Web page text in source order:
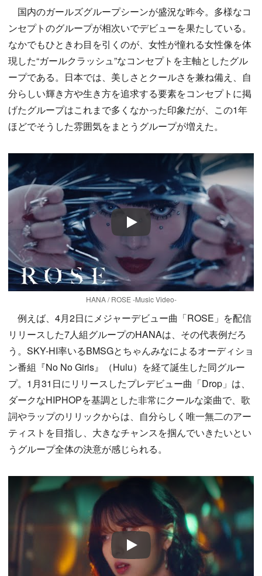
国内のガールズグループシーンが盛況な昨今。多様なコ
ンセプトのグループが相次いでデビューを果たしている。
なかでもひときわ目を引くのが、女性が憧れる女性像を体
現した“ガールクラッシュ”なコンセプトを主軸としたグル
ープである。日本では、美しさとクールさを兼ね備え、自
分らしい輝き方や生き方を追求する要素をコンセプトに掲
げたグループはこれまで多くなかった印象だが、この1年
ほどでそうした雰囲気をまとうグループが増えた。
Play
HANA / ROSE -Music Video-
例えば、4月2日にメジャーデビュー曲「ROSE」を配信
リリースした7人組グループのHANAは、その代表例だろ
う。SKY-HI率いるBMSGとちゃんみなによるオーディショ
ン番組『No No Girls』（Hulu）を経て誕生した同グルー
プ。1月31日にリリースしたプレデビュー曲「Drop」は、
ダークなHIPHOPを基調とした非常にクールな楽曲で、歌
詞やラップのリリックからは、自分らしく唯一無二のアー
ティストを目指し、大きなチャンスを掴んでいきたいとい
うグループ全体の決意が感じられる。
Play